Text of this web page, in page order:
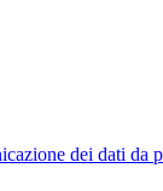
dei dati